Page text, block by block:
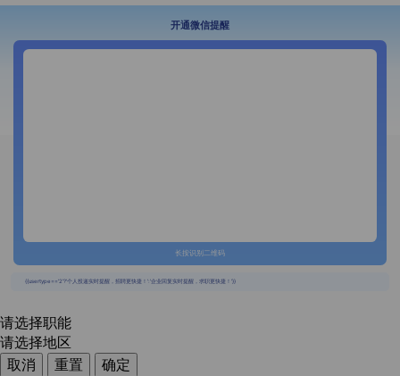
开通微信提醒
长按识别二维码
{{usertype=='2'?'个人投递实时提醒，招聘更快捷！':'企业回复实时提醒，求职更快捷！'}}
请选择职能
请选择地区
取消
重置
确定